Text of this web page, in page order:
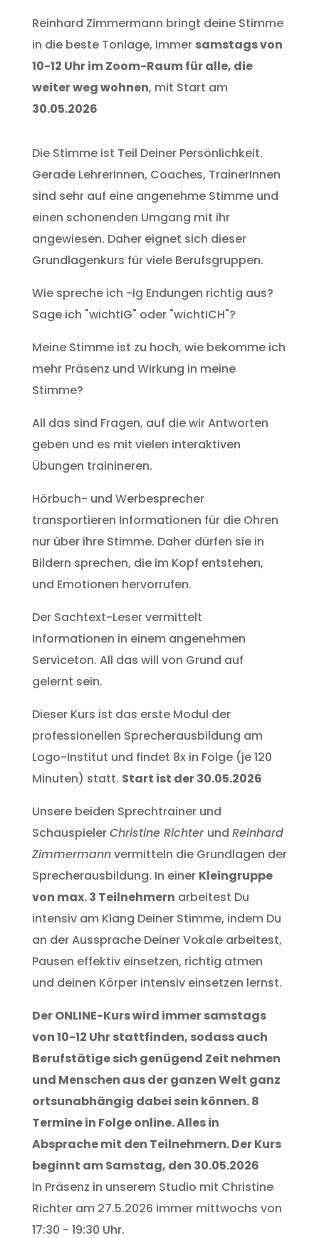
Reinhard Zimmermann bringt deine Stimme
in die beste Tonlage, immer samstags von
10-12 Uhr im Zoom-Raum für alle, die
weiter weg wohnen, mit Start am
30.05.2026
Die Stimme ist Teil Deiner Persönlichkeit.
Gerade LehrerInnen, Coaches, TrainerInnen
sind sehr auf eine angenehme Stimme und
einen schonenden Umgang mit ihr
angewiesen. Daher eignet sich dieser
Grundlagenkurs für viele Berufsgruppen.
Wie spreche ich -ig Endungen richtig aus?
Sage ich "wichtIG" oder "wichtICH"?
Meine Stimme ist zu hoch, wie bekomme ich
mehr Präsenz und Wirkung in meine
Stimme?
All das sind Fragen, auf die wir Antworten
geben und es mit vielen interaktiven
Übungen trainineren.
Hörbuch- und Werbesprecher
transportieren Informationen für die Ohren
nur über ihre Stimme. Daher dürfen sie in
Bildern sprechen, die im Kopf entstehen,
und Emotionen hervorrufen.
Der Sachtext-Leser vermittelt
Informationen in einem angenehmen
Serviceton. All das will von Grund auf
gelernt sein.
Dieser Kurs ist das erste Modul der
professionellen Sprecherausbildung am
Logo-Institut und findet 8x in Folge (je 120
Minuten) statt. Start ist der 30.05.2026
Unsere beiden Sprechtrainer und
SchauspielerChristine Richter und Reinhard
Zimmermannvermitteln die Grundlagen der
Sprecherausbildung. In einer Kleingruppe
von max. 3 Teilnehmern arbeitest Du
intensiv am Klang Deiner Stimme, indem Du
an der Aussprache Deiner Vokale arbeitest,
Pausen effektiv einsetzen, richtig atmen
und deinen Körper intensiv einsetzen lernst.
Der ONLINE-Kurs wird immer samstags
von 10-12 Uhr stattfinden, sodass auch
Berufstätigesich genügend Zeit nehmen
und Menschen aus der ganzen Welt ganz
ortsunabhängig dabei sein können. 8
Termine in Folge online. Alles in
Absprache mit den Teilnehmern. Der Kurs
beginnt am Samstag, den 30.05.2026
In Präsenz in unserem Studio mit Christine
Richter am 27.5.2026 immer mittwochs von
17:30 - 19:30 Uhr.